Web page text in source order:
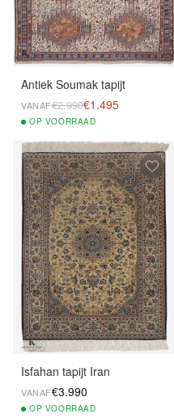
Antiek Soumak tapijt
VANAF€2.990€1.495
OP VOORRAAD
Isfahan tapijt Iran
VANAF€3.990
OP VOORRAAD